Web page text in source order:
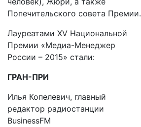
Попечительского совета Премии.
Лауреатами XV Национальной
Премии «Медиа-Менеджер
России – 2015» стали:
ГРАН-ПРИ
Илья Копелевич, главный
редактор радиостанции
BusinessFM